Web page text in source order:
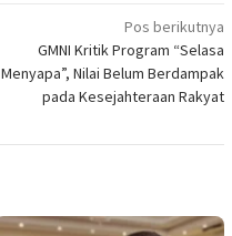
Pos berikutnya
GMNI Kritik Program “Selasa
Menyapa”, Nilai Belum Berdampak
pada Kesejahteraan Rakyat